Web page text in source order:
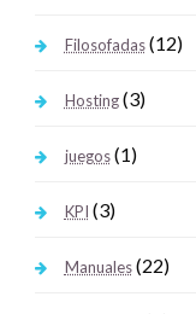
Filosofadas(12)
Hosting(3)
juegos(1)
KPI (3)
Manuales(22)